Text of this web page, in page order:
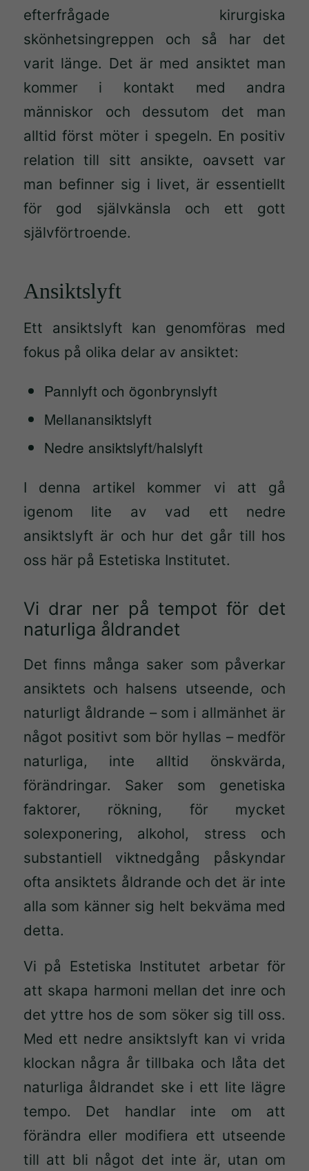
efterfrågade kirurgiska
skönhetsingreppen och så har det
varit länge. Det är med ansiktet man
kommer i kontakt med andra
människor och dessutom det man
alltid först möter i spegeln. En positiv
relation till sitt ansikte, oavsett var
man befinner sig i livet, är essentiellt
för god självkänsla och ett gott
självförtroende.
Ansiktslyft
Ett ansiktslyft kan genomföras med
fokus på olika delar av ansiktet:
Pannlyft och ögonbrynslyft
Mellanansiktslyft
Nedre ansiktslyft/halslyft
I denna artikel kommer vi att gå
igenom lite av vad ett nedre
ansiktslyft är och hur det går till hos
oss här på Estetiska Institutet.
Vi drar ner på tempot för det
naturliga åldrandet
Det finns många saker som påverkar
ansiktets och halsens utseende, och
naturligt åldrande – som i allmänhet är
något positivt som bör hyllas – medför
naturliga, inte alltid önskvärda,
förändringar. Saker som genetiska
faktorer, rökning, för mycket
solexponering, alkohol, stress och
substantiell viktnedgång påskyndar
ofta ansiktets åldrande och det är inte
alla som känner sig helt bekväma med
detta.
Vi på Estetiska Institutet arbetar för
att skapa harmoni mellan det inre och
det yttre hos de som söker sig till oss.
Med ett nedre ansiktslyft kan vi vrida
klockan några år tillbaka och låta det
naturliga åldrandet ske i ett lite lägre
tempo. Det handlar inte om att
förändra eller modifiera ett utseende
till att bli något det inte är, utan om